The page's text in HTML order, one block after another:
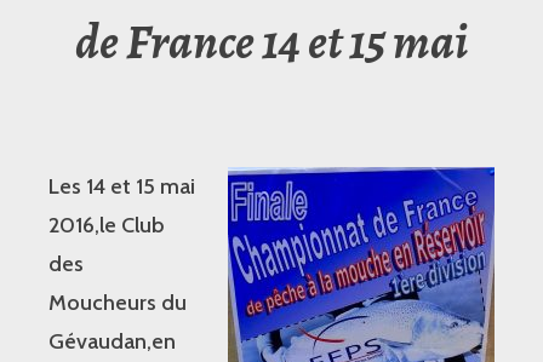
de France 14 et 15 mai
Les 14 et 15 mai
2016,le Club
des
Moucheurs du
Gévaudan,en